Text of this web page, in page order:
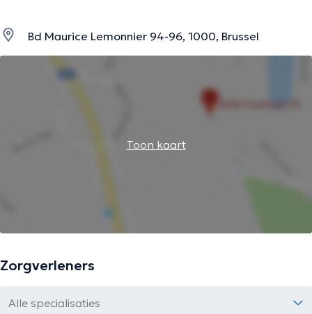
Bd Maurice Lemonnier 94-96, 1000, Brussel
Toon kaart
Zorgverleners
Alle specialisaties